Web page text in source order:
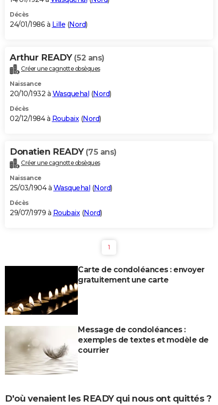
Décès
24/01/1986 à Lille (Nord)
Arthur READY (52 ans)
Créer une cagnotte obsèques
Naissance
20/10/1932 à Wasquehal (Nord)
Décès
02/12/1984 à Roubaix(Nord)
Donatien READY (75 ans)
Créer une cagnotte obsèques
Naissance
25/03/1904 à Wasquehal (Nord)
Décès
29/07/1979 à Roubaix(Nord)
1
Carte de condoléances : envoyer
gratuitement une carte
Message de condoléances :
exemples de textes et modèle de
courrier
D'où venaient les READY qui nous ont quittés ?